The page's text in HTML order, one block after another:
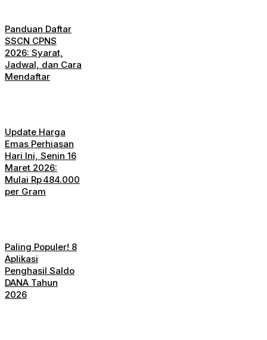
Panduan Daftar
SSCN CPNS
2026: Syarat,
Jadwal, dan Cara
Mendaftar
Update Harga
Emas Perhiasan
Hari Ini, Senin 16
Maret 2026:
Mulai Rp 484.000
per Gram
Paling Populer! 8
Aplikasi
Penghasil Saldo
DANA Tahun
2026